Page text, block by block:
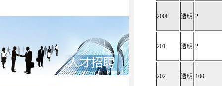
200F 透明 2
201 透明 2
202 透明 100